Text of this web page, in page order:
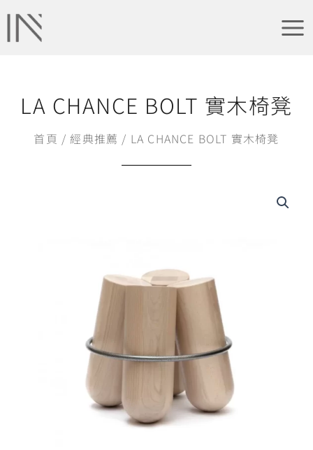
主
LA CHANCE BOLT 實木椅凳
首頁 / 經典推薦 / LA CHANCE BOLT 實木椅凳